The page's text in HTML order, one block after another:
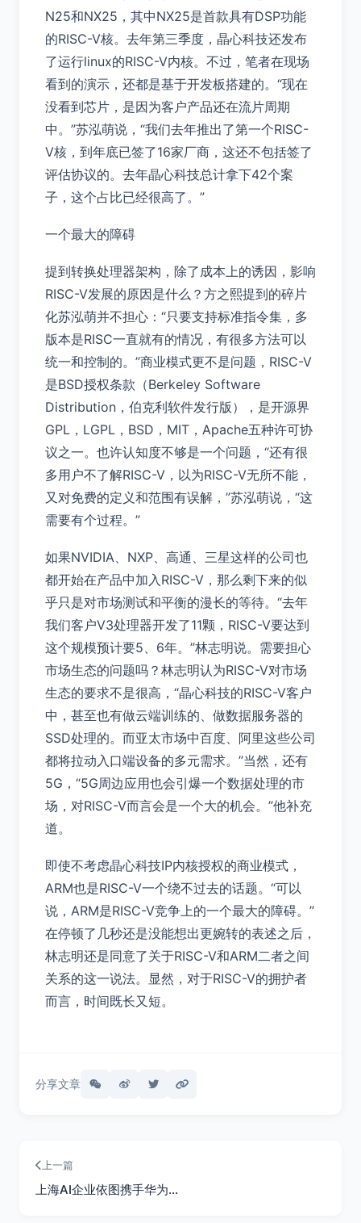
N25和NX25，其中NX25是首款具有DSP功能
的RISC-V核。去年第三季度，晶心科技还发布
了运行linux的RISC-V内核。不过，笔者在现场
看到的演示，还都是基于开发板搭建的。“现在
没看到芯片，是因为客户产品还在流片周期
中。”苏泓萌说，“我们去年推出了第一个RISC-
V核，到年底已签了16家厂商，这还不包括签了
评估协议的。去年晶心科技总计拿下42个案
子，这个占比已经很高了。”
一个最大的障碍
提到转换处理器架构，除了成本上的诱因，影响
RISC-V发展的原因是什么？方之熙提到的碎片
化苏泓萌并不担心：“只要支持标准指令集，多
版本是RISC一直就有的情况，有很多方法可以
统一和控制的。”商业模式更不是问题，RISC-V
是BSD授权条款（Berkeley Software
Distribution，伯克利软件发行版），是开源界
GPL，LGPL，BSD，MIT，Apache五种许可协
议之一。也许认知度不够是一个问题，“还有很
多用户不了解RISC-V，以为RISC-V无所不能，
又对免费的定义和范围有误解，”苏泓萌说，“这
需要有个过程。”
如果NVIDIA、NXP、高通、三星这样的公司也
都开始在产品中加入RISC-V，那么剩下来的似
乎只是对市场测试和平衡的漫长的等待。“去年
我们客户V3处理器开发了11颗，RISC-V要达到
这个规模预计要5、6年。”林志明说。需要担心
市场生态的问题吗？林志明认为RISC-V对市场
生态的要求不是很高，“晶心科技的RISC-V客户
中，甚至也有做云端训练的、做数据服务器的
SSD处理的。而亚太市场中百度、阿里这些公司
都将拉动入口端设备的多元需求。”当然，还有
5G，“5G周边应用也会引爆一个数据处理的市
场，对RISC-V而言会是一个大的机会。”他补充
道。
即使不考虑晶心科技IP内核授权的商业模式，
ARM也是RISC-V一个绕不过去的话题。“可以
说，ARM是RISC-V竞争上的一个最大的障碍。”
在停顿了几秒还是没能想出更婉转的表述之后，
林志明还是同意了关于RISC-V和ARM二者之间
关系的这一说法。显然，对于RISC-V的拥护者
而言，时间既长又短。
分享文章
上一篇
上海AI企业依图携手华为…